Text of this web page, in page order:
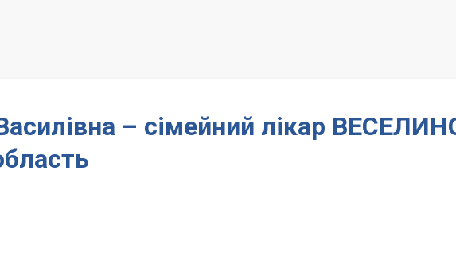
– сімейний лікар